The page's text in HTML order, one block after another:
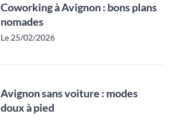
Coworking à Avignon : bons plans
nomades
Le 25/02/2026
Avignon sans voiture : modes
doux à pied